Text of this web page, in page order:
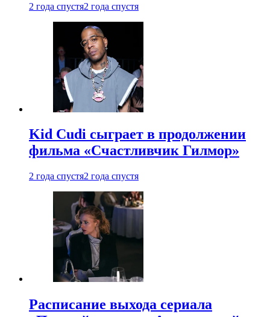
2 года спустя2 года спустя
Kid Cudi сыграет в продолжении
фильма «Счастливчик Гилмор»
2 года спустя2 года спустя
Расписание выхода сериала